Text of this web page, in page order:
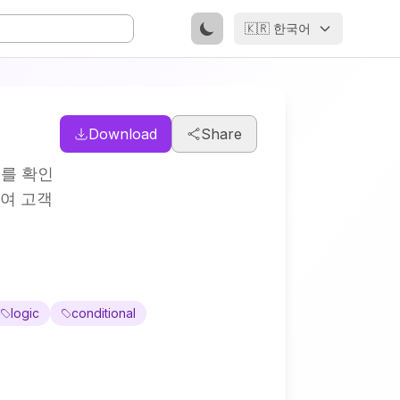
🇰🇷 한국어
확인
고객
Download Share
logic conditional